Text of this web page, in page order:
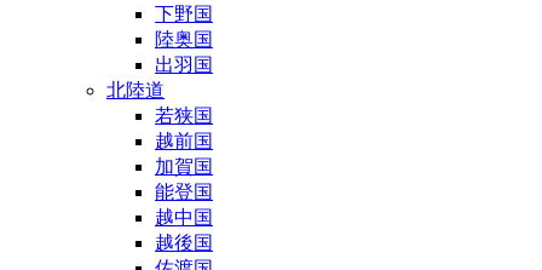
下野国
陸奥国
出羽国
北陸道
若狭国
越前国
加賀国
能登国
越中国
越後国